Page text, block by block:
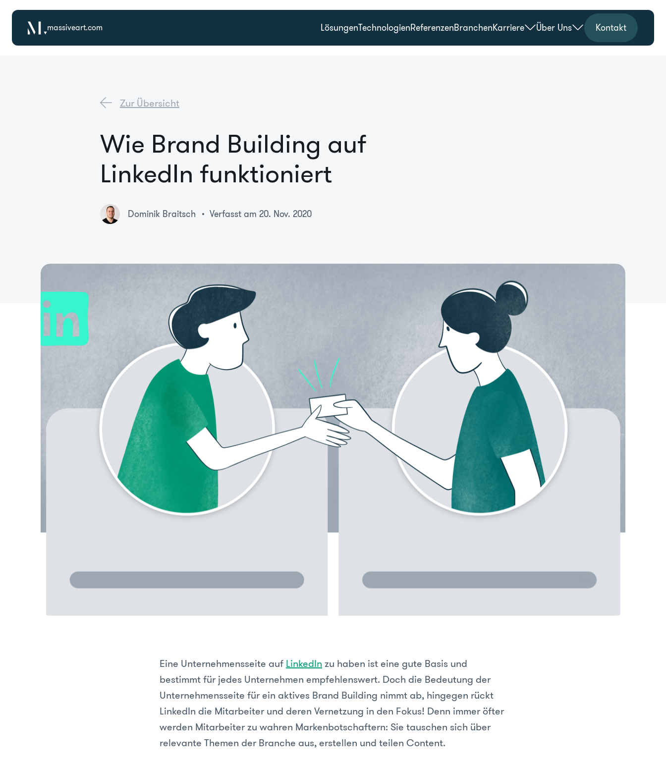
massiveart.com LösungenTechnologienReferenzenBranchenKarriere Über Uns Kontakt
Zur Übersicht
Wie Brand Building auf
LinkedIn funktioniert
Dominik Braitsch Verfasst am 20. Nov. 2020
Eine Unternehmensseite auf LinkedIn zu haben ist eine gute Basis und
bestimmt für jedes Unternehmen empfehlenswert. Doch die Bedeutung der
Unternehmensseite für ein aktives Brand Building nimmt ab, hingegen rückt
LinkedIn die Mitarbeiter und deren Vernetzung in den Fokus! Denn immer öfter
werden Mitarbeiter zu wahren Markenbotschaftern: Sie tauschen sich über
relevante Themen der Branche aus, erstellen und teilen Content.